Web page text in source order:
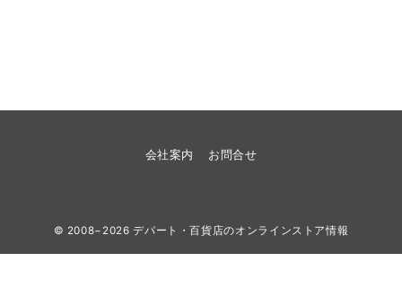
会社案内 お問合せ
© 2008−2026デパート・百貨店のオンラインストア情報